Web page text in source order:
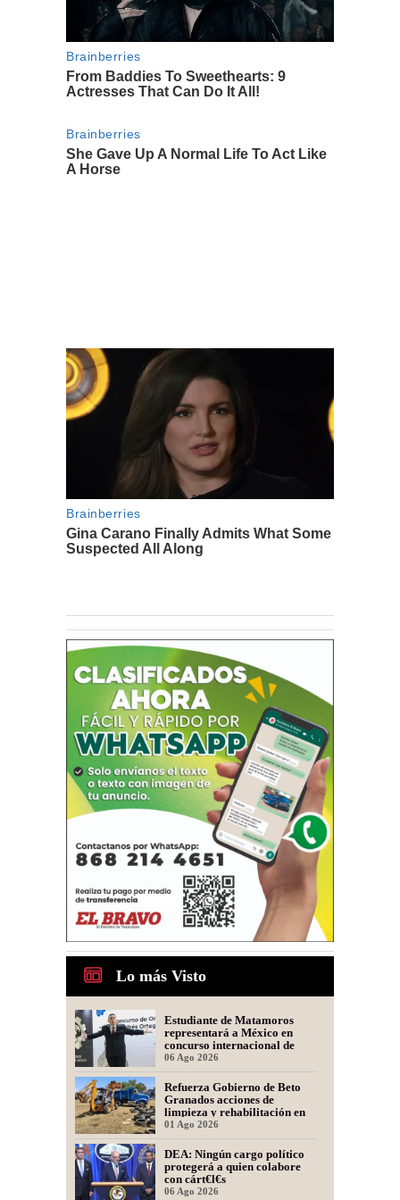
Lo más Visto
Estudiante de Matamoros
representará a México en
concurso internacional de
oratoria en Perú
06 Ago 2026
Refuerza Gobierno de Beto
Granados acciones de
limpieza y rehabilitación en
Los Presidentes
01 Ago 2026
DEA: Ningún cargo político
protegerá a quien colabore
con cárt€l€s
06 Ago 2026